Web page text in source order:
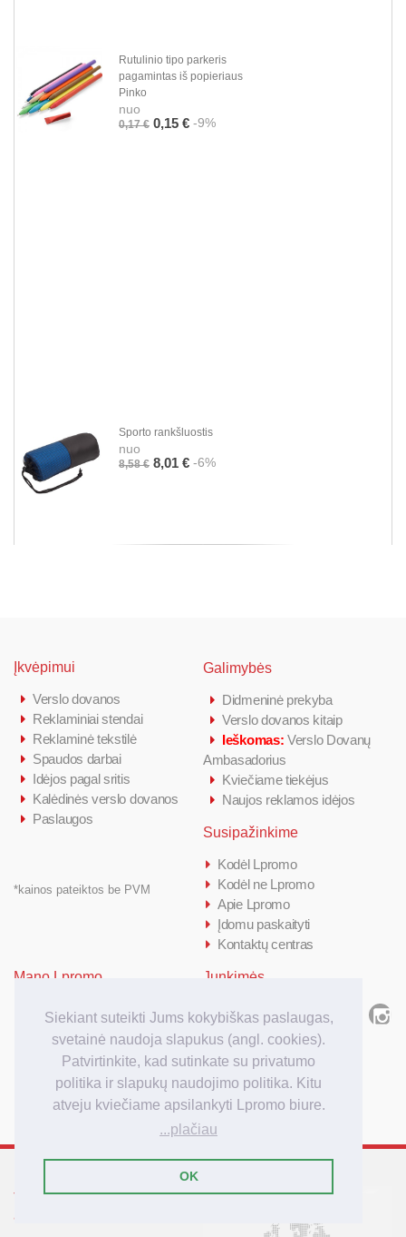
Siekiant suteikti Jums kokybiškas paslaugas,
svetainė naudoja slapukus (angl. cookies).
Patvirtinkite, kad sutinkate su privatumo
politika ir slapukų naudojimo politika. Kitu
atveju kviečiame apsilankyti Lpromo biure.
...plačiau
OK
Rutulinio tipo parkeris
pagamintas iš popieriaus
Pinko
nuo
0,17 € 0,15 € -9%
Sporto rankšluostis
nuo
8,58 € 8,01 € -6%
Įkvėpimui
Verslo dovanos
Reklaminiai stendai
Reklaminė tekstilė
Spaudos darbai
Idėjos pagal sritis
Kalėdinės verslo dovanos
Paslaugos
*kainos pateiktos be PVM
Galimybės
Didmeninė prekyba
Verslo dovanos kitaip
Ieškomas: Verslo Dovanų
Ambasadorius
Kviečiame tiekėjus
Naujos reklamos idėjos
Susipažinkime
Kodėl Lpromo
Kodėl ne Lpromo
Apie Lpromo
Įdomu paskaityti
Kontaktų centras
Mano Lpromo
Prisijungti/ Registruotis
Kaip užsakyti
Užsakymo apmokėjimas
Užsakymo pristatymas
Junkimės
Tarptautinis reklamos
agenturos Lpromo tinklas